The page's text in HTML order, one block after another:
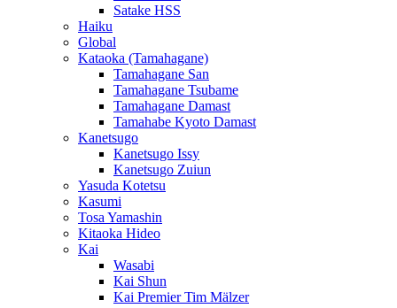
Satake HSS
Haiku
Global
Kataoka (Tamahagane)
Tamahagane San
Tamahagane Tsubame
Tamahagane Damast
Tamahabe Kyoto Damast
Kanetsugo
Kanetsugo Issy
Kanetsugo Zuiun
Yasuda Kotetsu
Kasumi
Tosa Yamashin
Kitaoka Hideo
Kai
Wasabi
Kai Shun
Kai Premier Tim Mälzer